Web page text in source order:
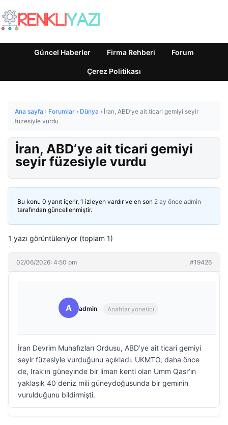
Güncel Haberler Firma Rehberi Forum
Çerez Politikası
Ana sayfa › Forumlar › Dünya › İran, ABD’ye ait ticari gemiyi seyir
füzesiyle vurdu
İran, ABD’ye ait ticari gemiyi
seyir füzesiyle vurdu
Bu konu 0 yanıt içerir, 1 izleyen vardır ve en son 2 ay önce admin
tarafından güncellenmiştir.
1 yazı görüntüleniyor (toplam 1)
02/06/2026: 4:50 pm #19426
A admin Anahtar yönetici
İran Devrim Muhafızları Ordusu, ABD’ye ait ticari gemiyi
seyir füzesiyle vurduğunu açıkladı. UKMTO, daha önce
de, Irak’ın güneyinde bir liman kenti olan Umm Qasr’ın
yaklaşık 40 deniz mili güneydoğusunda bir geminin
vurulduğunu bildirmişti.